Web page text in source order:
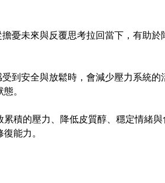
憂未來與反覆思考拉回當下，有助於
到安全與放鬆時，會減少壓力系統的
。
積的壓力、降低皮質醇、穩定情緒與
能力。